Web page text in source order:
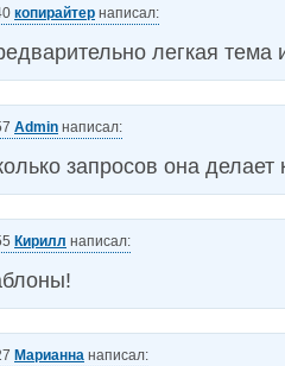
копирайтер написал:
легкая тема
Admin написал:
запросов она делает
Кирилл написал:
Марианна написал: